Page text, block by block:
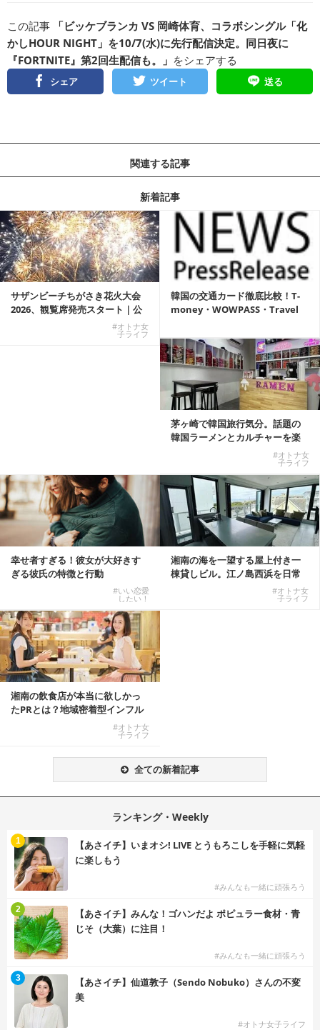
この記事
「ビッケブランカ VS 岡崎体育、コラボシングル「化
かしHOUR NIGHT」を10/7(水)に先行配信決定。同日夜に
『FORTNITE』第2回生配信も。」 をシェアする
シェア ツイート 送る
関連する記事
新着記事
サザンビーチちがさき花火大会
2026、観覧席発売スタート｜公
#オトナ女
子ライフ
韓国の交通カード徹底比較！T-
money・WOWPASS・Travel
茅ヶ崎で韓国旅行気分。話題の
韓国ラーメンとカルチャーを楽
#オトナ女
子ライフ
幸せ者すぎる！彼女が大好きす
ぎる彼氏の特徴と行動
#いい恋愛
したい！
湘南の海を一望する屋上付き一
棟貸しビル。江ノ島西浜を日常
#オトナ女
子ライフ
湘南の飲食店が本当に欲しかっ
たPRとは？地域密着型インフル
#オトナ女
子ライフ
全ての新着記事
ランキング・Weekly
【あさイチ】いまオシ! LIVE とうもろこしを手軽に気軽
に楽しもう
#みんなも一緒に頑張ろう
1
【あさイチ】みんな！ゴハンだよ ポピュラー食材・青
じそ（大葉）に注目！
#みんなも一緒に頑張ろう
2
【あさイチ】仙道敦子（Sendo Nobuko）さんの不変
美
#オトナ女子ライフ
3